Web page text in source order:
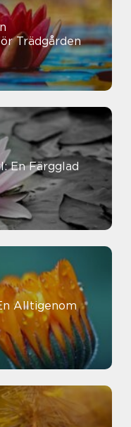
Trädgården
En Färgglad
Alltigenom